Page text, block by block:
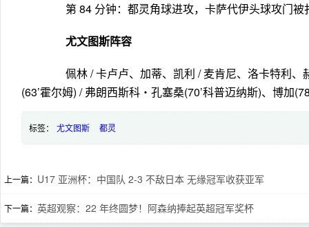
第 84 分钟：都灵角球进攻，卡萨代伊头球攻门被
尤文图斯阵容
佩林 / 卡卢卢、加蒂、凯利 / 麦肯尼、洛卡特利、
(63’霍尔姆) / 弗朗西斯科・孔塞桑(70’科普迈纳斯)、博加
标签： 尤文图斯 都灵
上一篇： U17 亚洲杯：中国队 2-3 不敌日本 无缘冠军收获亚军
下一篇： 英超观察：22 年终圆梦！阿森纳捧起英超冠军奖杯